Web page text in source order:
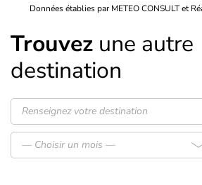
Données établies par METEO CONSULT et
Trouvez une autre
destination
— Choisir un mois —